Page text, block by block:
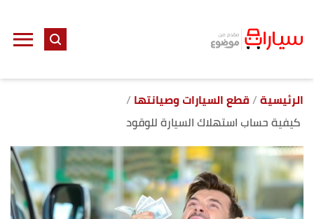
الرئيسية قطع السيارات وصيانتها
كيفية حساب استهلاك السيارة للوقود